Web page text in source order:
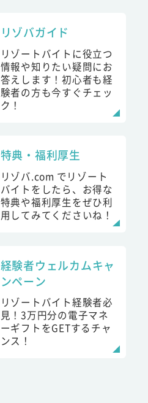
リゾバガイド
リゾートバイトに役立つ
情報や知りたい疑問にお
答えします！初心者も経
験者の方も今すぐチェッ
ク！
特典・福利厚生
リゾバ.com でリゾート
バイトをしたら、お得な
特典や福利厚生をぜひ利
用してみてくださいね！
経験者ウェルカムキャ
ンペーン
リゾートバイト経験者必
見！3万円分の電子マネ
ーギフトをGETするチャ
ンス！